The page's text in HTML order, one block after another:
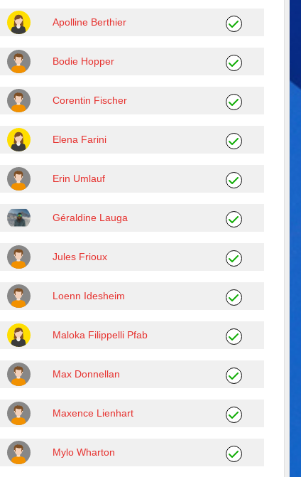
Apolline Berthier
Bodie Hopper
Corentin Fischer
Elena Farini
Erin Umlauf
Géraldine Lauga
Jules Frioux
Loenn Idesheim
Maloka Filippelli Pfab
Max Donnellan
Maxence Lienhart
Mylo Wharton